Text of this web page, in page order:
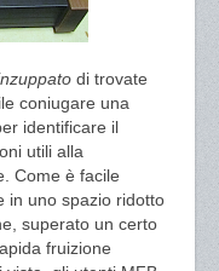
di trovate
coniugare una
identificare il
utili alla
Come è facile
in uno spazio ridotto
superato un certo
fruizione